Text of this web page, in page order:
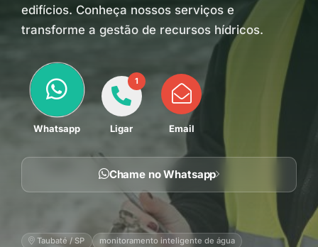
edifícios. Conheça nossos serviços e
transforme a gestão de recursos hídricos.
Whatsapp
1
Ligar Email
Chame no Whatsapp
Taubaté / SP
monitoramento inteligente de água